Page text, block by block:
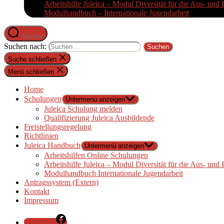
Arbeitshilfe Juleica – Modul Diversität für die Aus- und
Modulhandbuch – Internationale Jugendarbeit
Suchen
Suchen nach:
Suche schließen
Menü schließen
Home
Schulungen
Untermenü anzeigen
Juleica Schulung melden
Qualifizierung Juleica Ausbildende
Freistellungsregelung
Richtlinien
Juleica Handbuch
Untermenü anzeigen
Arbeitshilfen Online Schulungen
Arbeitshilfe Juleica – Modul Diversität für die Aus- und
Modulhandbuch Internationale Jugendarbeit
Antragssystem (Extern)
Kontakt
Impressum
Facebook